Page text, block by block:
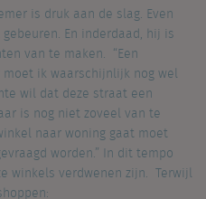
is druk aan de slag. Even
En inderdaad, hij is
van te maken. “Een
ik waarschijnlijk nog wel
wil dat deze straat een
is nog niet zoveel van te
naar woning gaat moet
worden.” In dit tempo
winkels verdwenen zijn. Terwijl